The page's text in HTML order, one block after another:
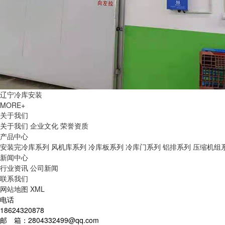
辽宁冷库安装
MORE+
关于我们
关于我们 企业文化 荣誉资质
产品中心
安装完冷库系列 风机库系列 冷库板系列 冷库门系列 铝排系列 压缩机组
新闻中心
行业资讯 公司新闻
联系我们
网站地图 XML
电话
18624320878
邮 箱：2804332499@qq.com